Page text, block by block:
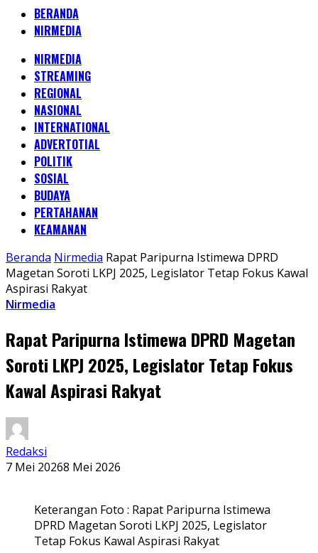
BERANDA
NIRMEDIA
NIRMEDIA
STREAMING
REGIONAL
NASIONAL
INTERNATIONAL
ADVERTOTIAL
POLITIK
SOSIAL
BUDAYA
PERTAHANAN
KEAMANAN
Beranda Nirmedia Rapat Paripurna Istimewa DPRD
Magetan Soroti LKPJ 2025, Legislator Tetap Fokus Kawal
Aspirasi Rakyat
Nirmedia
Rapat Paripurna Istimewa DPRD Magetan
Soroti LKPJ 2025, Legislator Tetap Fokus
Kawal Aspirasi Rakyat
Redaksi
7 Mei 20268 Mei 2026
Keterangan Foto : Rapat Paripurna Istimewa
DPRD Magetan Soroti LKPJ 2025, Legislator
Tetap Fokus Kawal Aspirasi Rakyat